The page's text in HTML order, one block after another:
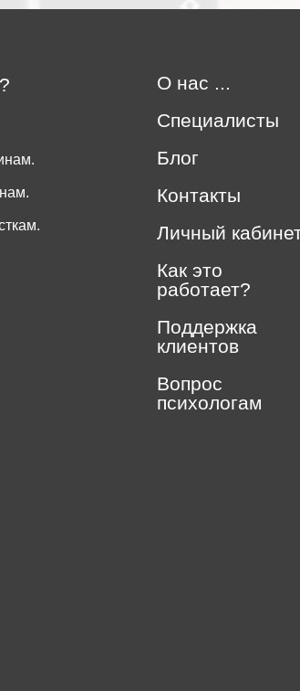
О нас ...
Специалисты
Блог
Контакты
Личный
Как это
работает?
Поддержка
клиентов
Вопрос
психологам